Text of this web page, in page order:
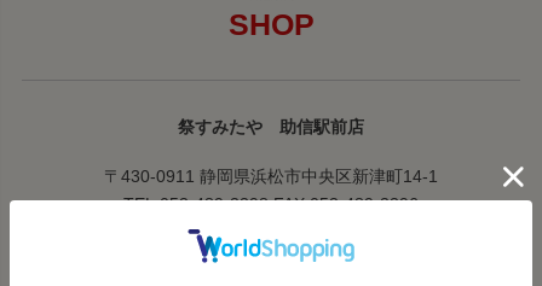
SHOP
祭すみたや 助信駅前店
〒430-0911 静岡県浜松市中央区新津町14-1
TEL:053-489-3398 FAX:053-489-3396
営業時間:10時～19時 定休日：水曜日